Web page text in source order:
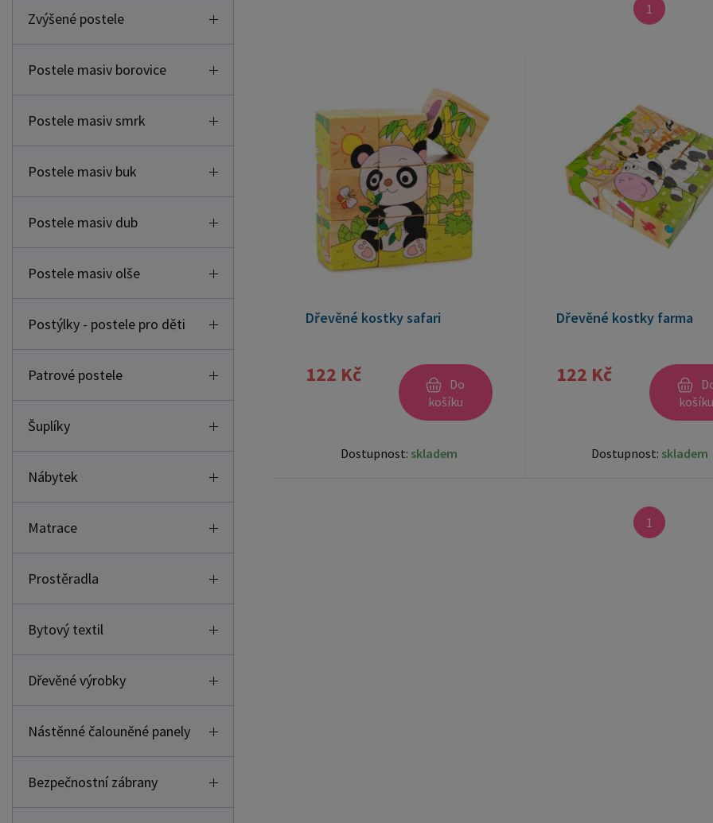
Zvýšené postele
Postele masiv borovice
Postele masiv smrk
Postele masiv buk
Postele masiv dub
Postele masiv olše
Postýlky - postele pro děti
Patrové postele
Šuplíky
Nábytek
Matrace
Prostěradla
Bytový textil
Dřevěné výrobky
Nástěnné čalouněné panely
Bezpečnostní zábrany
1
Dřevěné kostky safari
122 Kč
Do
košíku
Dostupnost: skladem
Dřevěné kostky farma
122 Kč
Dostupnost: skladem
1